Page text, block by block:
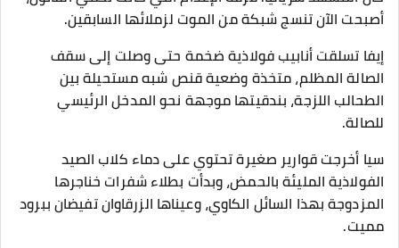
أصبحت الآن تنسج شبكة من الموت لزملائها السابقين.
​إيفا تسلقت أنابيب فولاذية ضخمة حتى وصلت إلى سقف
الصالة المظلم، متخذة وضعية قنص شبه مستحيلة بين
الطحالب اللزجة، بندقيتها موجهة نحو المدخل الرئيسي
للصالة.
سيا أخرجت قوارير صغيرة تحتوي على دماء كلاب الصيد
الفولاذية المليئة بالحمض، وبدأت بطلاء شفرات خناجرها
المزدوجة بهذا السائل الكاوي، وعيناها الزرقاوان تفيضان ببرود
مميت.